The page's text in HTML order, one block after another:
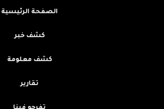
الصفحة الرئيسية
كشف خبر
كشف معلومة
تقارير